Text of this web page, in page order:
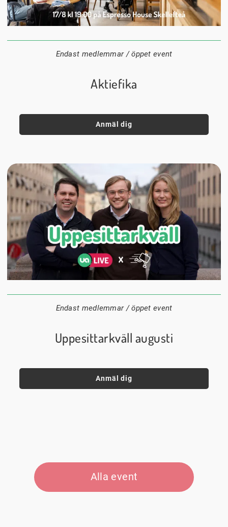
17 augusti
19:00
Espresso house Skellefteå
Endast medlemmar / öppet event
Aktiefika
Anmäl dig
24 augusti
20:00
Endast medlemmar / öppet event
Uppesittarkväll augusti
Anmäl dig
Alla event